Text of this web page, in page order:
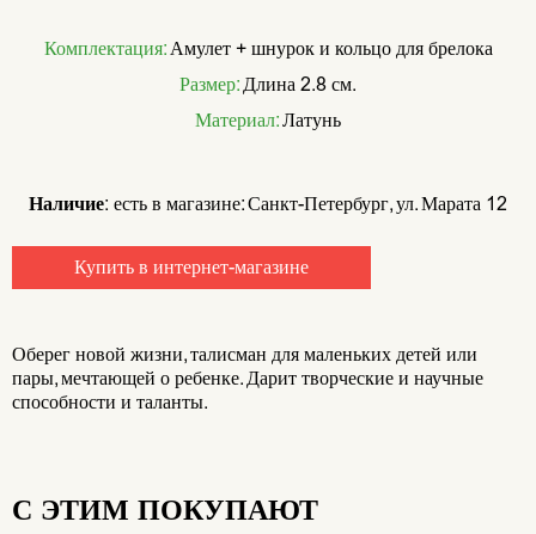
Комплектация:Амулет + шнурок и кольцо для брелока
Размер:Длина 2.8 см.
Материал:Латунь
Наличие: есть в магазине: Санкт-Петербург, ул. Марата 12
Купить в интернет-магазине
Оберег новой жизни, талисман для маленьких детей или
пары, мечтающей о ребенке. Дарит творческие и научные
способности и таланты.
С ЭТИМ ПОКУПАЮТ